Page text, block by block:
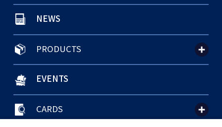
NEWS
PRODUCTS
EVENTS
CARDS